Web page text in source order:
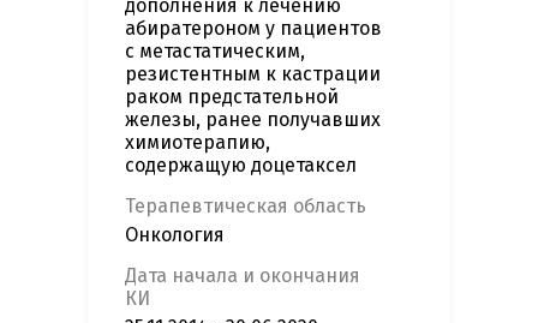
дополнения к лечению
абиратероном у пациентов
с метастатическим,
резистентным к кастрации
раком предстательной
железы, ранее получавших
химиотерапию,
содержащую доцетаксел
Терапевтическая область
Онкология
Дата начала и окончания
КИ